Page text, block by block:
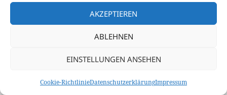
AKZEPTIEREN
ABLEHNEN
EINSTELLUNGEN ANSEHEN
Cookie-RichtlinieDatenschutzerklärungImpressum
©2020-20269V1LH/DG1BGSundDK5BS